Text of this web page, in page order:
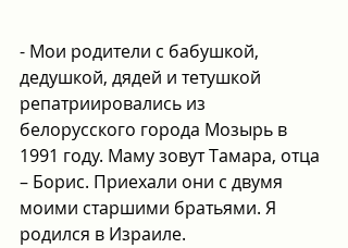
- Мои родители с бабушкой,
дедушкой, дядей и тетушкой
репатриировались из
белорусского города Мозырь в
1991 году. Маму зовут Тамара, отца
– Борис. Приехали они с двумя
моими старшими братьями. Я
родился в Израиле.